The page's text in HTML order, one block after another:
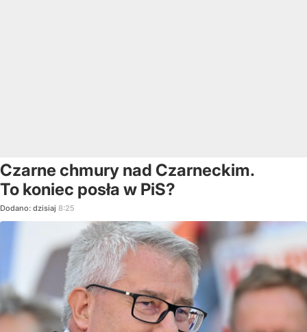
Czarne chmury nad Czarneckim.
To koniec posła w PiS?
Dodano: dzisiaj 8:25